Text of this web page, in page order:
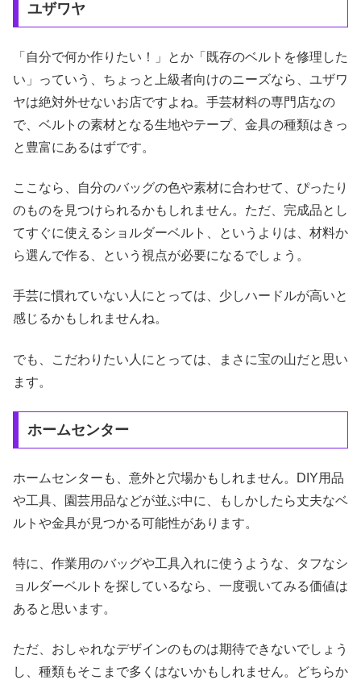
ユザワヤ
「自分で何か作りたい！」とか「既存のベルトを修理した
い」っていう、ちょっと上級者向けのニーズなら、ユザワ
ヤは絶対外せないお店ですよね。手芸材料の専門店なの
で、ベルトの素材となる生地やテープ、金具の種類はきっ
と豊富にあるはずです。
ここなら、自分のバッグの色や素材に合わせて、ぴったり
のものを見つけられるかもしれません。ただ、完成品とし
てすぐに使えるショルダーベルト、というよりは、材料か
ら選んで作る、という視点が必要になるでしょう。
手芸に慣れていない人にとっては、少しハードルが高いと
感じるかもしれませんね。
でも、こだわりたい人にとっては、まさに宝の山だと思い
ます。
ホームセンター
ホームセンターも、意外と穴場かもしれません。DIY用品
や工具、園芸用品などが並ぶ中に、もしかしたら丈夫なベ
ルトや金具が見つかる可能性があります。
特に、作業用のバッグや工具入れに使うような、タフなシ
ョルダーベルトを探しているなら、一度覗いてみる価値は
あると思います。
ただ、おしゃれなデザインのものは期待できないでしょう
し、種類もそこまで多くはないかもしれません。どちらか